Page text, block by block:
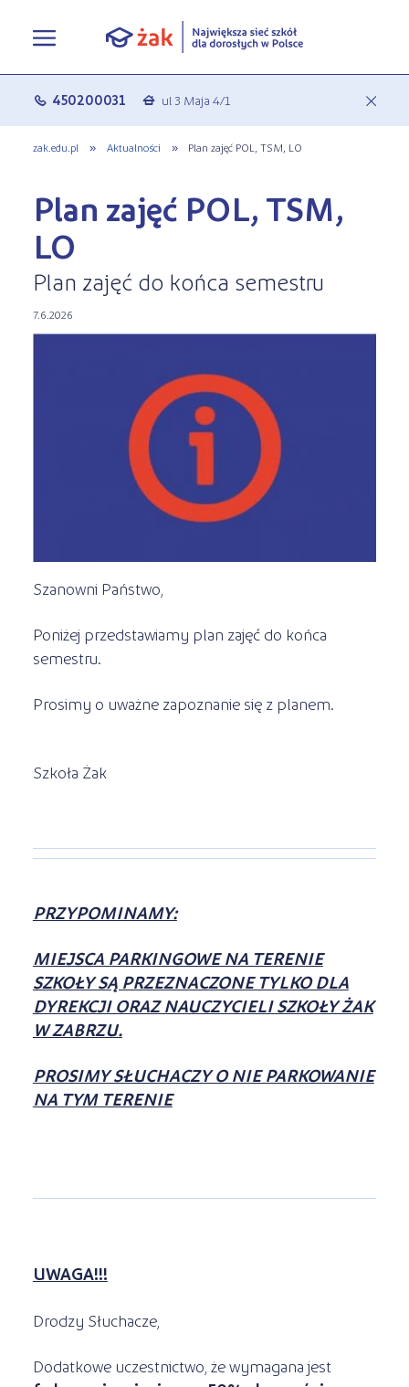
Oferta edukacyjna
Pełna oferta edukacyjna
Liceum ogólnokształcące dla
dorosłych
Szkoły policealne
Szkoły medyczne
Kwalifikacyjne Kursy Zawodowe
Kształcenie jednoroczne
Kursy ONLINE
Kursy stacjonarne
Rekrutacja
Rekrutacja on-line
Statuty
O nas
Nauka online w Żaku
Nasza działalność
Polityka prywatności
Aktualności
Leksykon zawodów
s STREFA SŁUCHACZA
c 450200031 a ul 3 Maja 4/1
zak.edu.pl » Aktualności » Plan zajęć POL, TSM, LO
Plan zajęć POL, TSM,
LO
Plan zajęć do końca semestru
7.6.2026
Szanowni Państwo,
Poniżej przedstawiamy plan zajęć do końca
semestru.
Prosimy o uważne zapoznanie się z planem.
Szkoła Żak
PRZYPOMINAMY:
MIEJSCA PARKINGOWE NA TERENIE
SZKOŁY SĄ PRZEZNACZONE TYLKO DLA
DYREKCJI ORAZ NAUCZYCIELI SZKOŁY ŻAK
W ZABRZU.
PROSIMY SŁUCHACZY O NIE PARKOWANIE
NA TYM TERENIE
UWAGA!!!
Drodzy Słuchacze,
Dodatkowe uczestnictwo, że wymagana jest